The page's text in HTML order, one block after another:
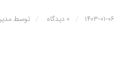
۱۴۰۳-۰۱-۰۶ / ۰ دیدگاه / توسط